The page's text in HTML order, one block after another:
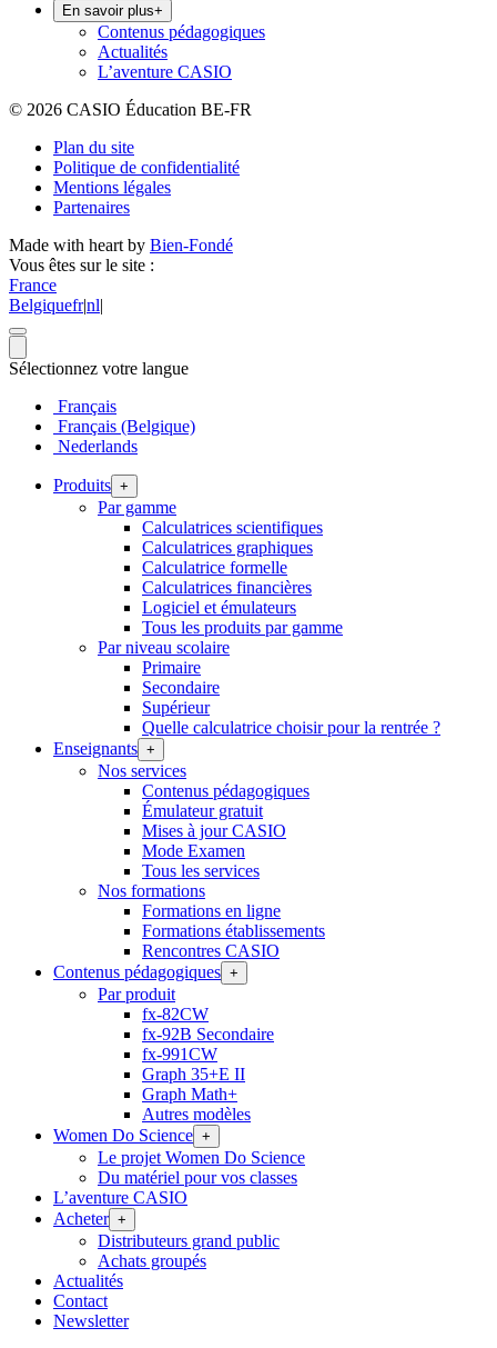
En savoir plus+
Contenus pédagogiques
Actualités
L’aventure CASIO
© 2026 CASIO Éducation BE-FR
Plan du site
Politique de confidentialité
Mentions légales
Partenaires
Made with heart by Bien-Fondé
Vous êtes sur le site :
France
Belgiquefr|nl|
Sélectionnez votre langue
Français
Français (Belgique)
Nederlands
Produits +
Par gamme
Calculatrices scientifiques
Calculatrices graphiques
Calculatrice formelle
Calculatrices financières
Logiciel et émulateurs
Tous les produits par gamme
Par niveau scolaire
Primaire
Secondaire
Supérieur
Quelle calculatrice choisir pour la rentrée ?
Enseignants +
Nos services
Contenus pédagogiques
Émulateur gratuit
Mises à jour CASIO
Mode Examen
Tous les services
Nos formations
Formations en ligne
Formations établissements
Rencontres CASIO
Contenus pédagogiques +
Par produit
fx-82CW
fx-92B Secondaire
fx-991CW
Graph 35+E II
Graph Math+
Autres modèles
Women Do Science +
Le projet Women Do Science
Du matériel pour vos classes
L’aventure CASIO
Acheter +
Distributeurs grand public
Achats groupés
Actualités
Contact
Newsletter